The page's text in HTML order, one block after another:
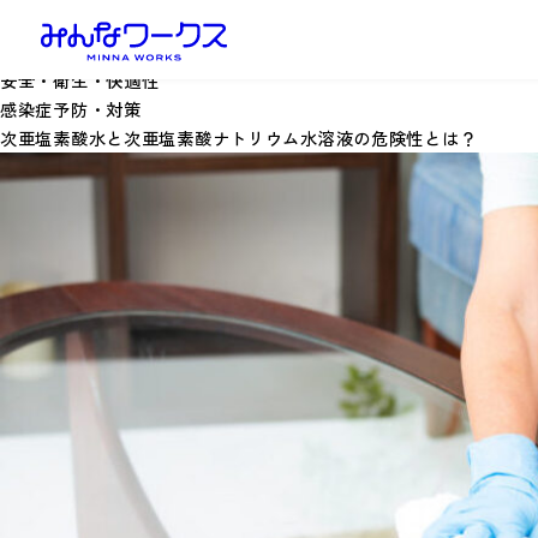
安全・衛生・快適性
感染症予防・対策
次亜塩素酸水と次亜塩素酸ナトリウム水溶液の危険性とは？